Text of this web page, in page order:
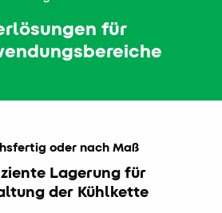
für
oder nach Maß
Lagerung für
der Kühlkette